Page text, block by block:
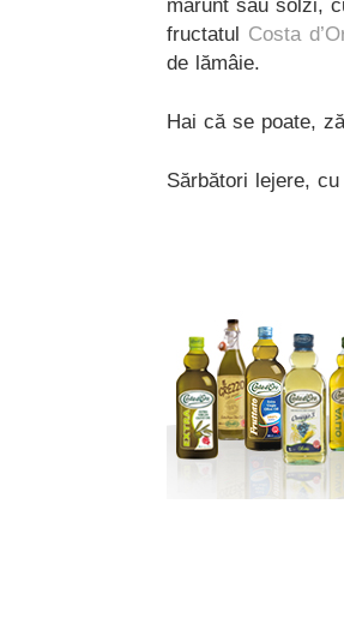
mărunt sau solzi,
fructatul Costa
de lămâie.
Hai că se poate,
Sărbători lejere,